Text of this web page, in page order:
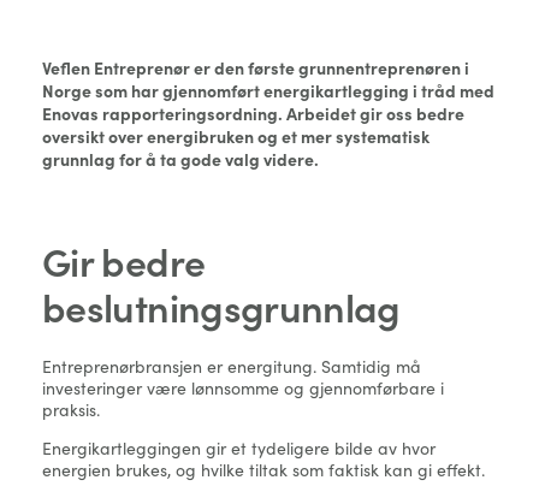
Veflen Entreprenør er den første grunnentreprenøren i
Norge som har gjennomført energikartlegging i tråd med
Enovas rapporteringsordning. Arbeidet gir oss bedre
oversikt over energibruken og et mer systematisk
grunnlag for å ta gode valg videre.
Gir bedre
beslutningsgrunnlag
Entreprenørbransjen er energitung. Samtidig må
investeringer være lønnsomme og gjennomførbare i
praksis.
Energikartleggingen gir et tydeligere bilde av hvor
energien brukes, og hvilke tiltak som faktisk kan gi effekt.